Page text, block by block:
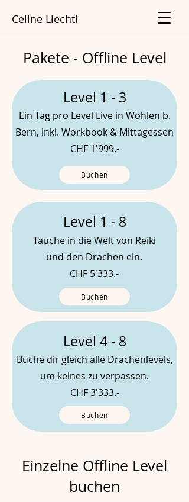
Celine Liechti
Pakete - Offline Level
Ein Tag pro Level Live in Wohlen b.
Bern, inkl. Workbook & Mittagessen
CHF 1'999.-
Buchen
Level 1 - 3
Buchen
Tauche in die Welt von Reiki
und den Drachen ein.
CHF 5'333.-
Level 1 - 8
Buchen
Level 4 - 8
Buche dir gleich alle Drachenlevels,
um keines zu verpassen.
CHF 3'333.-
Einzelne Offline Level
buchen